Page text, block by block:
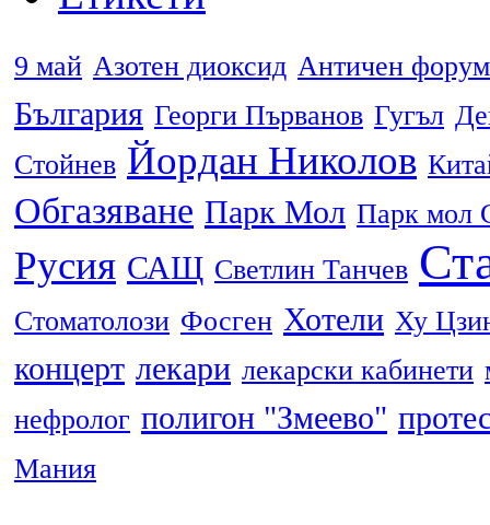
9 май Азотен диоксид Античен форум
България Георги Първанов Гугъл
Стойнев Йордан Николов
Обгазяване Парк Мол Парк мол
Русия САЩ Светлин Танчев
Стоматолози Фосген Хотели Ху
концерт лекари лекарски кабинети
нефролог полигон "Змеево"
Мания